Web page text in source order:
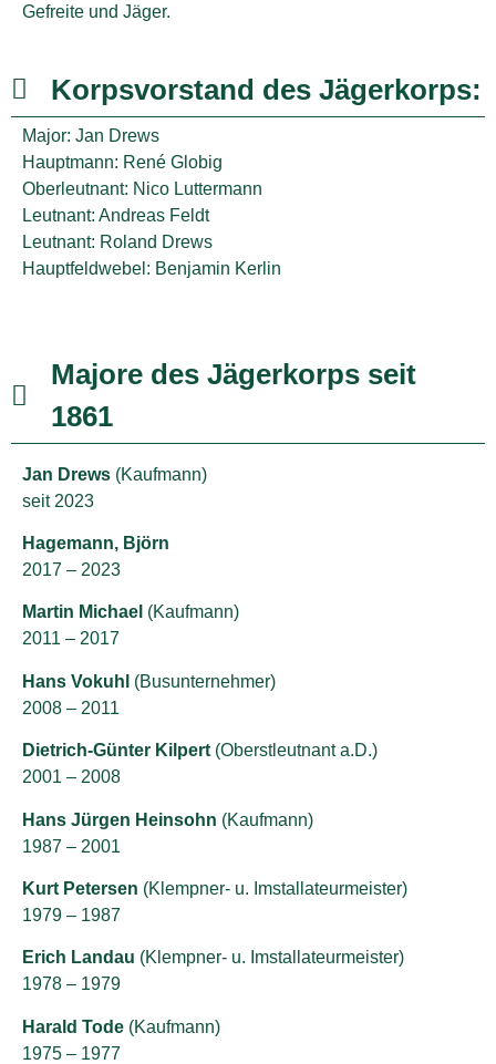
Gefreite und Jäger.
Korpsvorstand des Jägerkorps:
Major: Jan Drews
Hauptmann: René Globig
Oberleutnant: Nico Luttermann
Leutnant: Andreas Feldt
Leutnant: Roland Drews
Hauptfeldwebel: Benjamin Kerlin
Majore des Jägerkorps seit
1861
Jan Drews (Kaufmann)
seit 2023
Hagemann, Björn
2017 – 2023
Martin Michael (Kaufmann)
2011 – 2017
Hans Vokuhl (Busunternehmer)
2008 – 2011
Dietrich-Günter Kilpert (Oberstleutnant a.D.)
2001 – 2008
Hans Jürgen Heinsohn (Kaufmann)
1987 – 2001
Kurt Petersen (Klempner- u. Imstallateurmeister)
1979 – 1987
Erich Landau (Klempner- u. Imstallateurmeister)
1978 – 1979
Harald Tode (Kaufmann)
1975 – 1977